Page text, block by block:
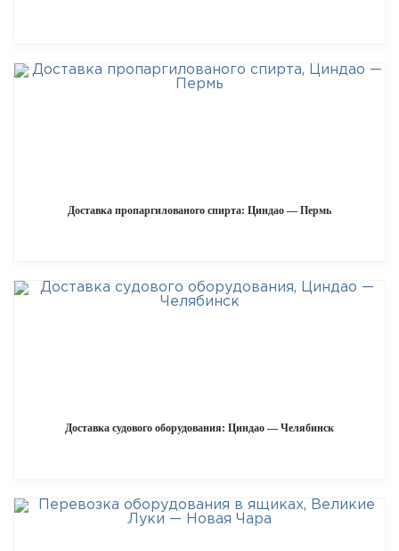
Доставка пропаргилованого спирта: Циндао — Пермь
Доставка судового оборудования: Циндао — Челябинск